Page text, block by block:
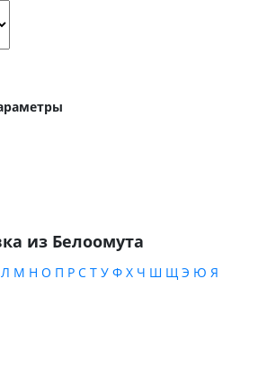
из Белоомута
Л М Н О П Р С Т У Ф Х Ч Ш Щ Э Ю Я